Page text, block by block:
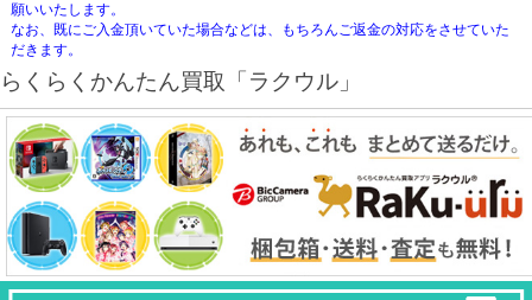
願いいたします。
なお、既にご入金頂いていた場合などは、もちろんご返金の対応をさせていた
だきます。
らくらくかんたん買取「ラクウル」